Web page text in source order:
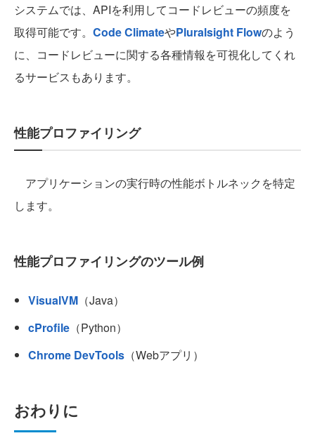
システムでは、APIを利用してコードレビューの頻度を
取得可能です。 Code ClimateやPluralsight Flowのよう
に、コードレビューに関する各種情報を可視化してくれ
るサービスもあります。
性能プロファイリング
アプリケーションの実行時の性能ボトルネックを特定
します。
性能プロファイリングのツール例
VisualVM （Java）
cProfile （Python）
Chrome DevTools （Webアプリ）
おわりに